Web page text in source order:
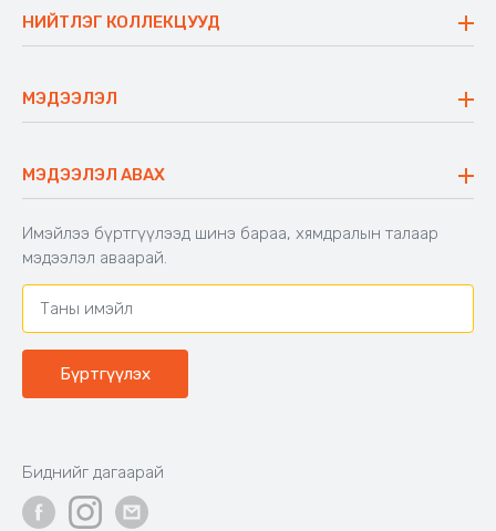
Үнэт зүйлс
Ажлын байр
Блог
НИЙТЛЭГ КОЛЛЕКЦУУД
Сүүдрэвч
Аяны ширээ
Аяны түшлэгтэй сандал
МЭДЭЭЛЭЛ
Буцаалтын журам
Захиалга шалгах
Хамтран ажиллах
Холбоо барих
МЭДЭЭЛЭЛ АВАХ
Имэйлээ бүртгүүлээд шинэ бараа, хямдралын талаар
мэдээлэл аваарай.
Бүртгүүлэх
Биднийг дагаарай